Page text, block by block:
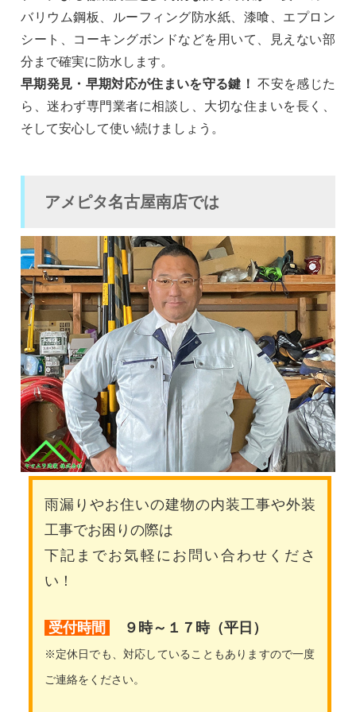
バリウム鋼板、ルーフィング防水紙、漆喰、エプロン
シート、コーキングボンドなどを用いて、見えない部
分まで確実に防水します。
早期発見・早期対応が住まいを守る鍵！ 不安を感じた
ら、迷わず専門業者に相談し、大切な住まいを長く、
そして安心して使い続けましょう。
アメピタ名古屋南店では
雨漏りやお住いの建物の内装工事や外装
工事でお困りの際は
下記までお気軽にお問い合わせくださ
い！
受付時間 ９時～１７時（平日）
※定休日でも、対応していることもありますので一度
ご連絡をください。